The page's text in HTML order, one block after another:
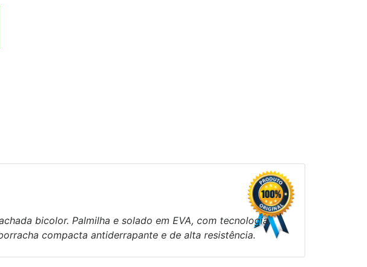
bicolor. Palmilha e solado em EVA, com tecnologia
compacta antiderrapante e de alta resistência.